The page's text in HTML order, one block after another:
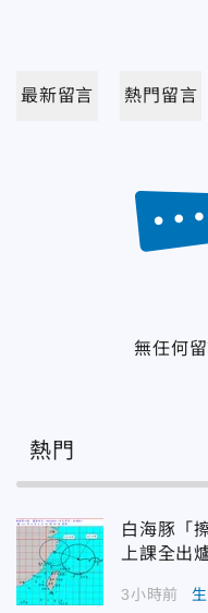
最新留言 熱門留言
無任何
熱門
白海豚「
上課全出
3小時前